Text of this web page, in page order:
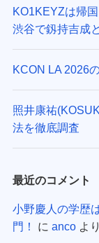
KO1KEYZは帰
渋谷で釼持吉成
KCON LA 2026
照井康祐
法を徹底調査
最近のコメント
小野慶人の学歴
門！
に ancoより